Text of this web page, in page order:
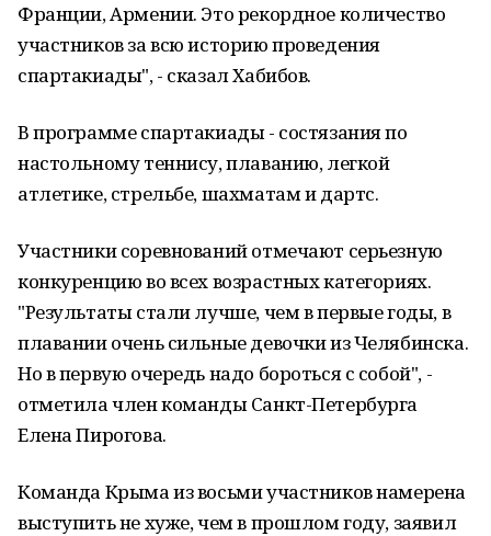
Франции, Армении. Это рекордное количество
участников за всю историю проведения
спартакиады", - сказал Хабибов.
В программе спартакиады - состязания по
настольному теннису, плаванию, легкой
атлетике, стрельбе, шахматам и дартс.
Участники соревнований отмечают серьезную
конкуренцию во всех возрастных категориях.
"Результаты стали лучше, чем в первые годы, в
плавании очень сильные девочки из Челябинска.
Но в первую очередь надо бороться с собой", -
отметила член команды Санкт-Петербурга
Елена Пирогова.
Команда Крыма из восьми участников намерена
выступить не хуже, чем в прошлом году, заявил